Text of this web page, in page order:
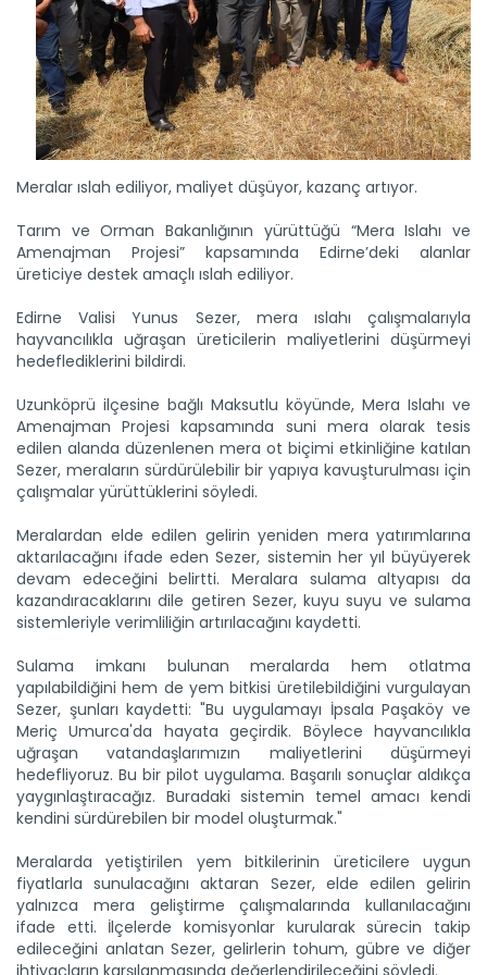
Meralar ıslah ediliyor, maliyet düşüyor, kazanç artıyor.
Tarım ve Orman Bakanlığının yürüttüğü “Mera Islahı ve
Amenajman Projesi” kapsamında Edirne’deki alanlar
üreticiye destek amaçlı ıslah ediliyor.
Edirne Valisi Yunus Sezer, mera ıslahı çalışmalarıyla
hayvancılıkla uğraşan üreticilerin maliyetlerini düşürmeyi
hedeflediklerini bildirdi.
Uzunköprü ilçesine bağlı Maksutlu köyünde, Mera Islahı ve
Amenajman Projesi kapsamında suni mera olarak tesis
edilen alanda düzenlenen mera ot biçimi etkinliğine katılan
Sezer, meraların sürdürülebilir bir yapıya kavuşturulması için
çalışmalar yürüttüklerini söyledi.
Meralardan elde edilen gelirin yeniden mera yatırımlarına
aktarılacağını ifade eden Sezer, sistemin her yıl büyüyerek
devam edeceğini belirtti. Meralara sulama altyapısı da
kazandıracaklarını dile getiren Sezer, kuyu suyu ve sulama
sistemleriyle verimliliğin artırılacağını kaydetti.
Sulama imkanı bulunan meralarda hem otlatma
yapılabildiğini hem de yem bitkisi üretilebildiğini vurgulayan
Sezer, şunları kaydetti: "Bu uygulamayı İpsala Paşaköy ve
Meriç Umurca'da hayata geçirdik. Böylece hayvancılıkla
uğraşan vatandaşlarımızın maliyetlerini düşürmeyi
hedefliyoruz. Bu bir pilot uygulama. Başarılı sonuçlar aldıkça
yaygınlaştıracağız. Buradaki sistemin temel amacı kendi
kendini sürdürebilen bir model oluşturmak."
Meralarda yetiştirilen yem bitkilerinin üreticilere uygun
fiyatlarla sunulacağını aktaran Sezer, elde edilen gelirin
yalnızca mera geliştirme çalışmalarında kullanılacağını
ifade etti. İlçelerde komisyonlar kurularak sürecin takip
edileceğini anlatan Sezer, gelirlerin tohum, gübre ve diğer
Kağızman kayısısı lezzetini...
Kars'ın Kağızman ilçesinde, Aras Vadisi'nde mikroklimada
yetişen...